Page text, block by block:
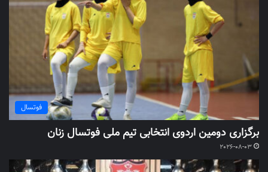
فوتسال
برگزاری دومین اردوی انتخابی تیم ملی فوتسال زنان
2026-08-03